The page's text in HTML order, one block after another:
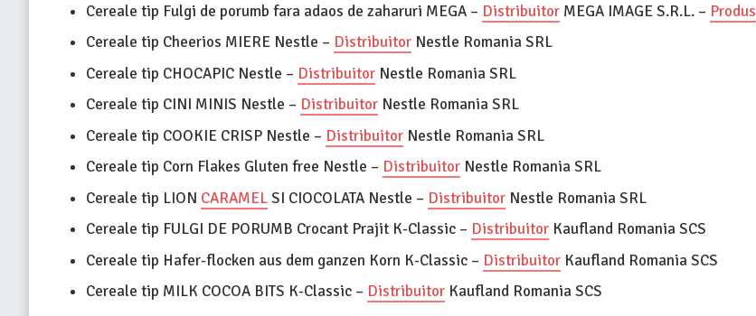
Cereale tip Fulgi de porumb fara adaos de zaharuri MEGA – DistribuitorMEGA IMAGE S.R.L. – Produs
Cereale tip Cheerios MIERE Nestle – DistribuitorNestle Romania SRL
Cereale tip CHOCAPIC Nestle – DistribuitorNestle Romania SRL
Cereale tip CINI MINIS Nestle – DistribuitorNestle Romania SRL
Cereale tip COOKIE CRISP Nestle – DistribuitorNestle Romania SRL
Cereale tip Corn Flakes Gluten free Nestle – DistribuitorNestle Romania SRL
Cereale tip LION CARAMELSI CIOCOLATA Nestle – DistribuitorNestle Romania SRL
Cereale tip FULGI DE PORUMB Crocant Prajit K-Classic – DistribuitorKaufland Romania SCS
Cereale tip Hafer-flocken aus dem ganzen Korn K-Classic – DistribuitorKaufland Romania SCS
Cereale tip MILK COCOA BITS K-Classic – DistribuitorKaufland Romania SCS